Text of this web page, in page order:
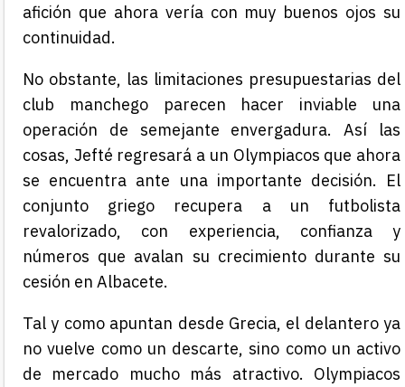
afición que ahora vería con muy buenos ojos su
continuidad.
No obstante, las limitaciones presupuestarias del
club manchego parecen hacer inviable una
operación de semejante envergadura. Así las
cosas, Jefté regresará a un Olympiacos que ahora
se encuentra ante una importante decisión. El
conjunto griego recupera a un futbolista
revalorizado, con experiencia, confianza y
números que avalan su crecimiento durante su
cesión en Albacete.
Tal y como apuntan desde Grecia, el delantero ya
no vuelve como un descarte, sino como un activo
de mercado mucho más atractivo. Olympiacos